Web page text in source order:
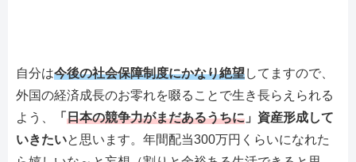
自分は今後の社会保障制度にかなり絶望してますので、
外国の経済成長のお零れを啜ることで生き長らえられる
よう、
「 日本の競争力がまだあるうちに 」資産形成して
いきたいと思います。年間配当300万円くらいになれた